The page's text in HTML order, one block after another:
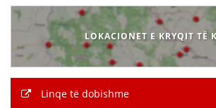
LOKACIONET E KRYQIT TË
Linqe të dobishme